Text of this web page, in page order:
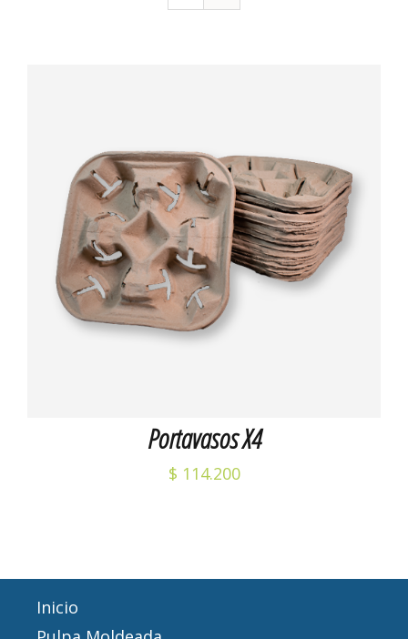
Valorado
con5.00de 5
AÑADIR AL CARRITO / DETALLES
Portavasos X4
$ 114.200
Inicio